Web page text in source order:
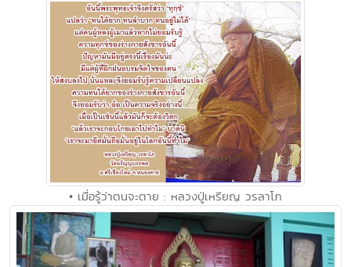
• เมื่อรู้ว่าตนจะตาย : หลวงปู่เหรียญ วรลาโภ